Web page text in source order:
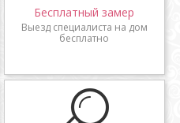
Бесплатный замер
Выезд специалиста на дом
бесплатно